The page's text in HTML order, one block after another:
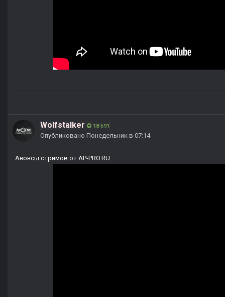
Wolfstalker 18 591
Опубликовано Понедельник в 07:14
Анонсы стримов от AP-PRO.RU